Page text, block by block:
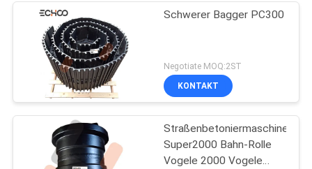
Schwerer Bagger PC300
Negotiate MOQ:2ST
KONTAKT
Straßenbetoniermaschinen-
Super2000 Bahn-Rolle
Vogele 2000 Vogele